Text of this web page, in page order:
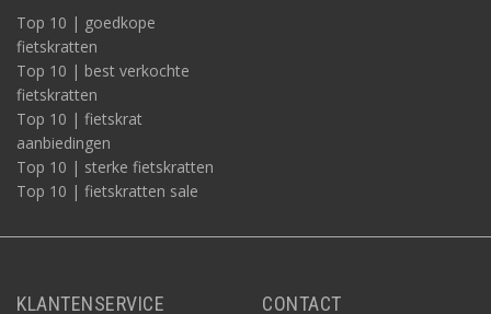
Top 10 | goedkope
fietskratten
Top 10 | best verkochte
fietskratten
Top 10 | fietskrat
aanbiedingen
Top 10 | sterke fietskratten
Top 10 | fietskratten sale
KLANTENSERVICE CONTACT